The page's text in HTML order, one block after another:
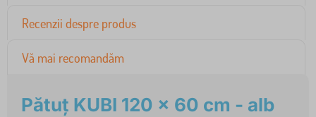
Recenzii despre produs
Vă mai recomandăm
Pătuț KUBI 120 x 60 cm - alb